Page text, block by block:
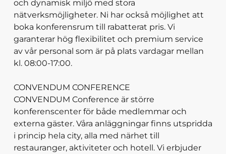
och dynamisk miljö med stora
nätverksmöjligheter. Ni har också möjlighet att
boka konferensrum till rabatterat pris. Vi
garanterar hög flexibilitet och premium service
av vår personal som är på plats vardagar mellan
kl. 08:00-17:00.
CONVENDUM CONFERENCE
CONVENDUM Conference är större
konferenscenter för både medlemmar och
externa gäster. Våra anläggningar finns utspridda
i princip hela city, alla med närhet till
restauranger, aktiviteter och hotell. Vi erbjuder